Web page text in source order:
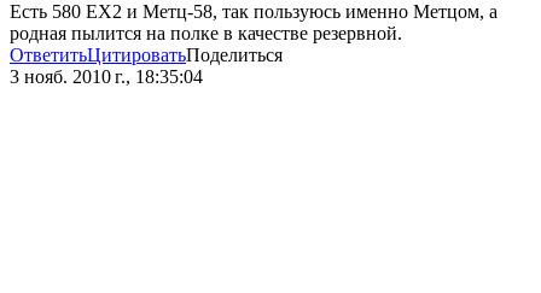
Есть 580 ЕХ2 и Метц-58, так пользуюсь именно Метцом, а
родная пылится на полке в качестве резервной.
ОтветитьЦитироватьПоделиться
3 нояб. 2010 г., 18:35:04